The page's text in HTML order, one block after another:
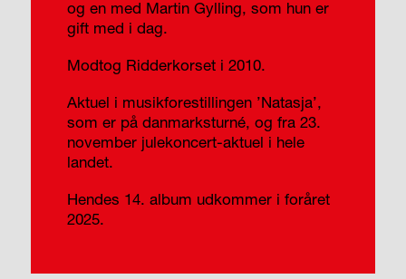
og en med Martin Gylling, som hun er
gift med i dag.
Modtog Ridderkorset i 2010.
Aktuel i musikforestillingen ’Natasja’,
som er på danmarksturné, og fra 23.
november julekoncert-aktuel i hele
landet.
Hendes 14. album udkommer i foråret
2025.